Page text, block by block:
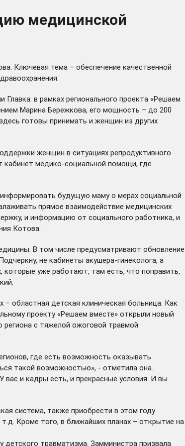
медицинской
Ключевая тема – обеспечение качественной
в рамках регионального проекта «Решаем
Марина Бережкова, его мощность – до 200
готовы принимать и женщин из других
женщин в ситуациях репродуктивного
кабинет медико-социальной помощи, где
будущую маму о мерах социальной
прямое взаимодействие медицинских
и информацию от социального работника, и
Котова.
В том числе предусматривают обновление
не кабинеты акушера-гинеколога, а
которые уже работают, там есть, что поправить,
областная детская клиническая больница. Как
проекту «Решаем вместе» открыли новый
с тяжелой ожоговой травмой
где есть возможность оказывать
такой возможностью», - отметила она.
и кадры есть, и прекрасные условия. И вы
система, также приобрести в этом году
Кроме того, в ближайших планах – открытие на
травматизма. Замминистра призвала